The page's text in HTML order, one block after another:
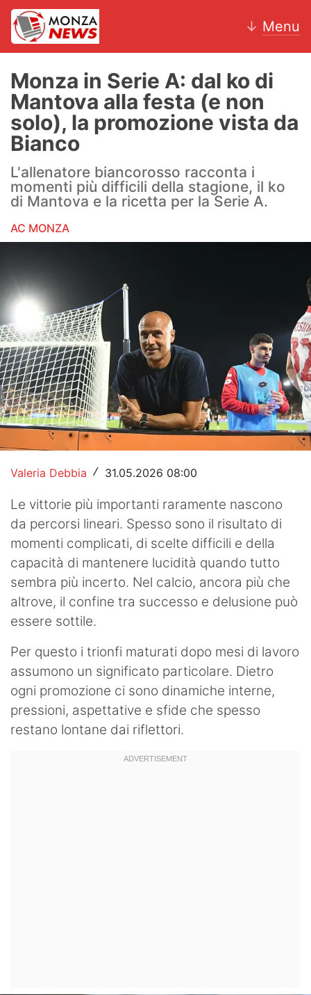
↓ Menu
News
AC Monza
Calcio
Motori
Volley
Hockey
Altri sport
Hockey
Pallanuoto
Pallamano
Altre
News
Eventi
Monza in Serie A: dal ko di
Mantova alla festa (e non
solo), la promozione vista da
Bianco
L'allenatore biancorosso racconta i
momenti più difficili della stagione, il ko
di Mantova e la ricetta per la Serie A.
AC MONZA
Valeria Debbia / 31.05.2026 08:00
Le vittorie più importanti raramente nascono
da percorsi lineari. Spesso sono il risultato di
momenti complicati, di scelte difficili e della
capacità di mantenere lucidità quando tutto
sembra più incerto. Nel calcio, ancora più che
altrove, il confine tra successo e delusione può
essere sottile.
Per questo i trionfi maturati dopo mesi di lavoro
assumono un significato particolare. Dietro
ogni promozione ci sono dinamiche interne,
pressioni, aspettative e sfide che spesso
restano lontane dai riflettori.